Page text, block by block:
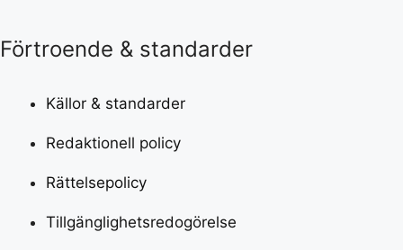
Förtroende & standarder
Källor & standarder
Redaktionell policy
Rättelsepolicy
Tillgänglighetsredogörelse